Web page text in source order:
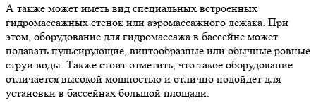
А также может иметь вид специальных встроенных
гидромассажных стенок или аэромассажного лежака. При
этом, оборудование для гидромассажа в бассейне может
подавать пульсирующие, винтообразные или обычные ровные
струи воды. Также стоит отметить, что такое оборудование
отличается высокой мощностью и отлично подойдет для
установки в бассейнах большой площади.